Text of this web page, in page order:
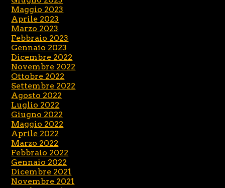
Maggio 2023
Aprile 2023
Marzo 2023
Febbraio 2023
Gennaio 2023
Dicembre 2022
Novembre 2022
Ottobre 2022
Settembre 2022
Agosto 2022
Luglio 2022
Giugno 2022
Maggio 2022
Aprile 2022
Marzo 2022
Febbraio 2022
Gennaio 2022
Dicembre 2021
Novembre 2021